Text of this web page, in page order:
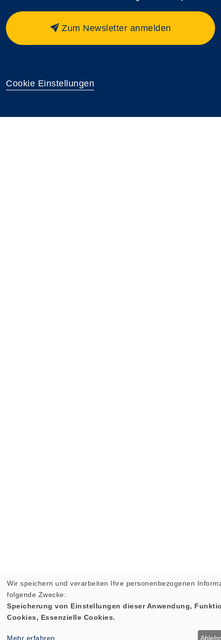
Zum Newsletter anmelden
Cookie Einstellungen
Wir speichern und verarbeiten Ihre personenbezogenen
folgende Zwecke:
Speicherung von Einstellungen dieser Anwendung,
Cookies, Essenzielle Cookies.
Mehr erfahren